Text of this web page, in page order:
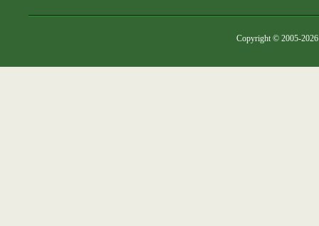
Copyright © 2005-